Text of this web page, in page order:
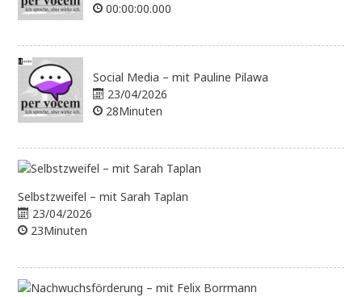
00:00:00.000
Social Media – mit Pauline Pilawa
23/04/2026
28Minuten
Selbstzweifel – mit Sarah Taplan
23/04/2026
23Minuten